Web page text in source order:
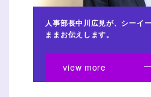
人事部長中川広見が、シーイ
ままお伝えします。
view more